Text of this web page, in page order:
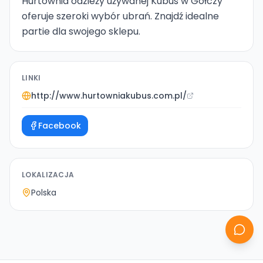
oferuje szeroki wybór ubrań. Znajdź idealne
partie dla swojego sklepu.
LINKI
http://www.hurtowniakubus.com.pl/
Facebook
LOKALIZACJA
Polska